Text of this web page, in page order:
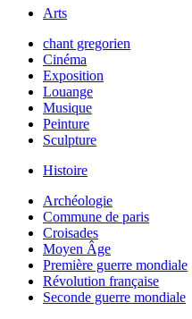
Arts
chant gregorien
Cinéma
Exposition
Louange
Musique
Peinture
Sculpture
Histoire
Archéologie
Commune de paris
Croisades
Moyen Âge
Première guerre mondiale
Révolution française
Seconde guerre mondiale